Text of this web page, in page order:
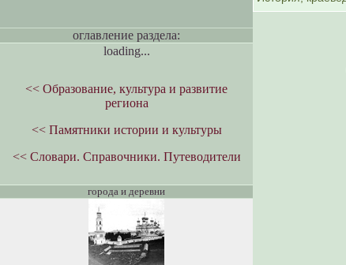
оглавление раздела:
loading...
<< Образование, культура и развитие
региона
<< Памятники истории и культуры
<< Словари. Справочники. Путеводители
города и деревни